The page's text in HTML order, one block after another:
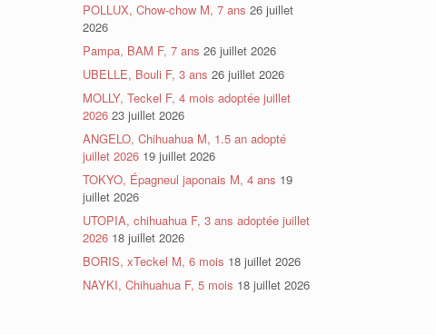
POLLUX, Chow-chow M, 7 ans 26 juillet
2026
Pampa, BAM F, 7 ans 26 juillet 2026
UBELLE, Bouli F, 3 ans 26 juillet 2026
MOLLY, Teckel F, 4 mois adoptée juillet
2026 23 juillet 2026
ANGELO, Chihuahua M, 1.5 an adopté
juillet 2026 19 juillet 2026
TOKYO, Épagneul japonais M, 4 ans 19
juillet 2026
UTOPIA, chihuahua F, 3 ans adoptée juillet
2026 18 juillet 2026
BORIS, xTeckel M, 6 mois 18 juillet 2026
NAYKI, Chihuahua F, 5 mois 18 juillet 2026